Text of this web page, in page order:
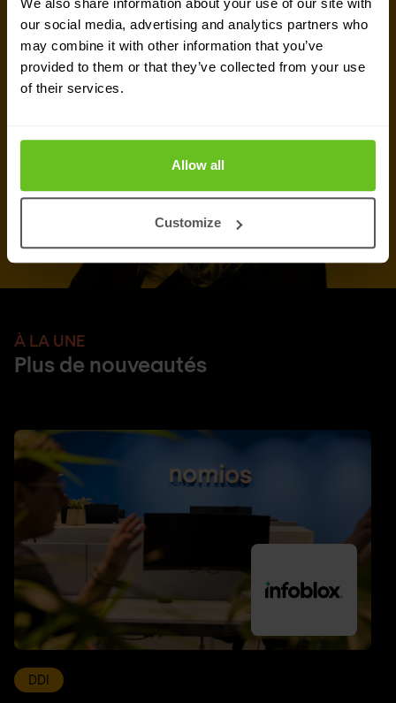
our social media, advertising and analytics partners who
may combine it with other information that you’ve
provided to them or that they’ve collected from your use
of their services.
Allow all
Customize
Demander un devis
À LA UNE
Plus de nouveautés
DDI